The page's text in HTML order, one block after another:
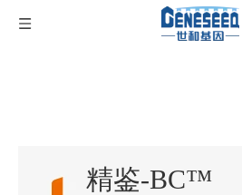
精鉴-BC™